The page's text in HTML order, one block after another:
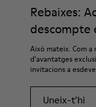
Rebaixes:
descompte
Això mateix. Com
d’avantatges
invitacions a
Uneix-t’hi